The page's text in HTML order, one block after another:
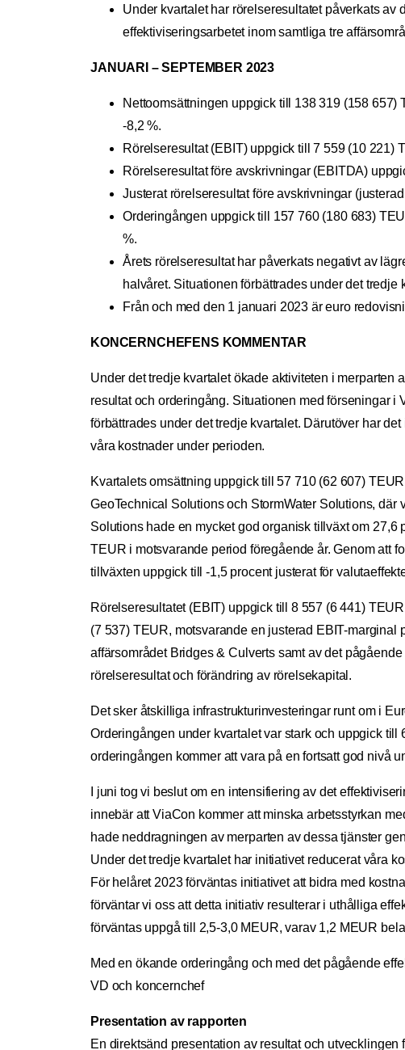
Under kvartalet har rörelseresultatet påverkats
effektiviseringsarbetet inom samtliga tre
JANUARI – SEPTEMBER 2023
Nettoomsättningen uppgick till 138 319 (158 657)
-8,2 %.
Rörelseresultat (EBIT) uppgick till 7 559 (10 221)
Rörelseresultat före avskrivningar (EBITDA)
Justerat rörelseresultat före avskrivningar
Orderingången uppgick till 157 760 (180 683)
%.
Årets rörelseresultat har påverkats negativt av
halvåret. Situationen förbättrades under det
Från och med den 1 januari 2023 är euro
KONCERNCHEFENS KOMMENTAR
Under det tredje kvartalet ökade aktiviteten i merparten
resultat och orderingång. Situationen med förseningar
förbättrades under det tredje kvartalet. Därutöver har
våra kostnader under perioden.
Kvartalets omsättning uppgick till 57 710 (62 607)
GeoTechnical Solutions och StormWater Solutions,
Solutions hade en mycket god organisk tillväxt om
TEUR i motsvarande period föregående år. Genom att
tillväxten uppgick till -1,5 procent justerat för
Rörelseresultatet (EBIT) uppgick till 8 557 (6 441)
(7 537) TEUR, motsvarande en justerad EBIT-
affärsområdet Bridges & Culverts samt av det
rörelseresultat och förändring av rörelsekapital.
Det sker åtskilliga infrastrukturinvesteringar runt om i
Orderingången under kvartalet var stark och uppgick
orderingången kommer att vara på en fortsatt god nivå
I juni tog vi beslut om en intensifiering av det
innebär att ViaCon kommer att minska arbetsstyrkan
hade neddragningen av merparten av dessa tjänster
Under det tredje kvartalet har initiativet reducerat våra
För helåret 2023 förväntas initiativet att bidra med
förväntar vi oss att detta initiativ resulterar i uthålliga
förväntas uppgå till 2,5-3,0 MEUR, varav 1,2 MEUR
Med en ökande orderingång och med det pågående
VD och koncernchef
Presentation av rapporten
En direktsänd presentation av resultat och